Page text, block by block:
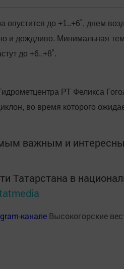
опустится до +1..+6˚, днем
и дождливо. Минимальная
до +6..+8˚.
РТ Феликса
во время которого
важным и
Татарстана в
канале Высокогорские